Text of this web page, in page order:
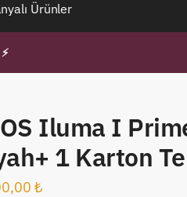
Ürünler
Iluma I
1 Karton
₺